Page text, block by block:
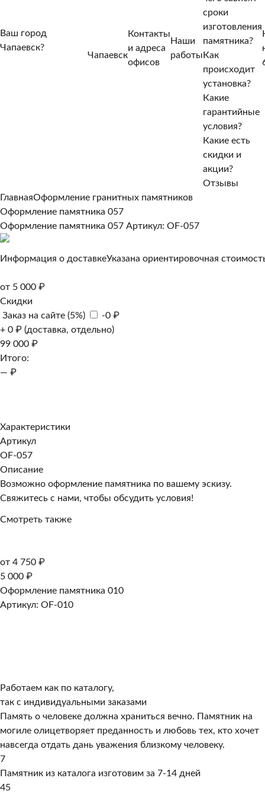
Ваш город
Чапаевск?
Чапаевск
Контакты
и адреса
офисов
Наши
работы
сроки
изготовления
памятника?
Как
происходит
установка?
Какие
гарантийные
условия?
Какие есть
скидки и
акции?
Отзывы
ГлавнаяОформление гранитных памятников
Оформление памятника 057
Оформление памятника 057 Артикул: OF-057
Информация о доставкеУказана ориентировочная
от 5 000 ₽
Скидки
Заказ на сайте (5%)
-0 ₽
+ 0 ₽ (доставка, отдельно)
99 000 ₽
Итого:
— ₽
Характеристики
Артикул
OF-057
Описание
Возможно оформление памятника по вашему эскизу.
Свяжитесь с нами, чтобы обсудить условия!
Смотреть также
от 4 750 ₽
5 000 ₽
Оформление памятника 010
Артикул: OF-010
Работаем как по каталогу,
так с индивидуальными заказами
Память о человеке должна храниться вечно. Памятник на
могиле олицетворяет преданность и любовь тех, кто хочет
навсегда отдать дань уважения близкому человеку.
7
Памятник из каталога изготовим за 7-14 дней
45